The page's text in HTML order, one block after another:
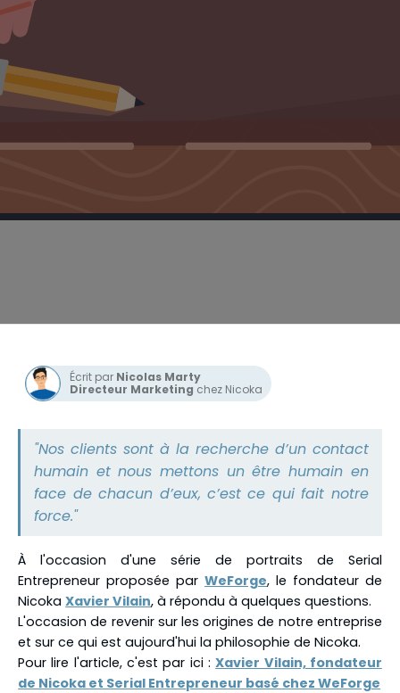
"Nos clients sont à la recherche d’un contact
humain et nous mettons un être humain en
face de chacun d’eux, c’est ce qui fait notre
force."
À l'occasion d'une série de portraits de Serial
Entrepreneur proposée par WeForge, le fondateur de
NicokaXavier Vilain, à répondu à quelques questions.
L'occasion de revenir sur les origines de notre entreprise
et sur ce qui est aujourd'hui la philosophie de Nicoka.
Pour lire l'article, c'est par ici :Xavier Vilain, fondateur
de Nicoka et Serial Entrepreneur basé chez WeForge
Écrit par Nicolas Marty
Directeur Marketing chez Nicoka